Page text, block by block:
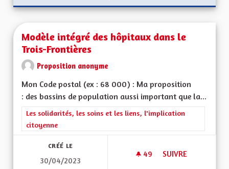
Modèle intégré des hôpitaux dans le
Trois-Frontières
Proposition anonyme
Mon Code postal (ex : 68 000) : Ma proposition
: des bassins de population aussi important que la...
Filtrer les résultats de la catégorie : Les solidarités, les soins
Les solidarités, les soins et les liens, l'implication
citoyenne
CRÉÉ LE
30/04/2023
49 49 ABONNÉS
SUIVRE